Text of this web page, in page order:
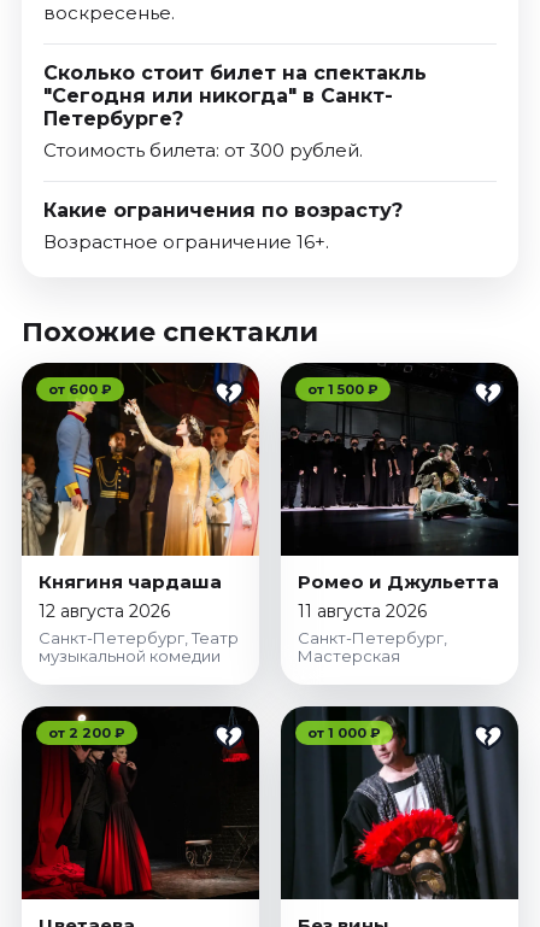
воскресенье.
Сколько стоит билет на спектакль
"Сегодня или никогда" в Санкт-
Петербурге?
Стоимость билета: от 300 рублей.
Какие ограничения по возрасту?
Возрастное ограничение 16+.
Похожие спектакли
от 600 ₽
Княгиня чардаша
12 августа 2026
Санкт-Петербург, Театр
музыкальной комедии
от 1 500 ₽
Ромео и Джульетта
11 августа 2026
Санкт-Петербург,
Мастерская
от 2 200 ₽ от 1 000 ₽